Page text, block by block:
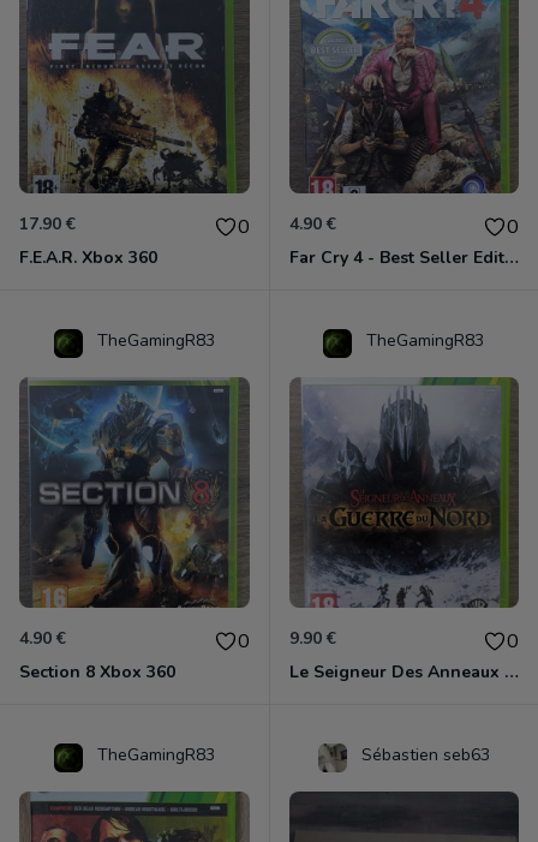
17.90 € 0
F.E.A.R. Xbox 360
4.90 € 0
Far Cry 4 - Best Seller Edition Xbox 360
TheGamingR83
4.90 € 0
Section 8 Xbox 360
TheGamingR83
9.90 € 0
Le Seigneur Des Anneaux - La Guerre Du Nord Xbox 360
TheGamingR83 Sébastien seb63